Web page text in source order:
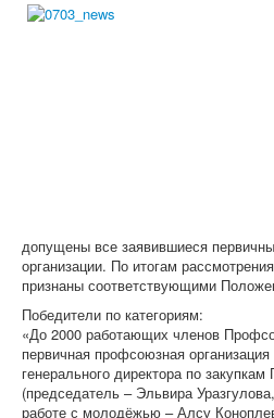
Официальные документы
Вестник Профсоюза ППО
Вести Профсоюза ППО АО
Вестник Профсоюза "ДААЗ"
Газета "АВТОТОР"
Видеовыпуски новостей
Голос Профсоюза ЧООП
Конкурсы
Отраслевой конкурс
допущены все заявившиеся
организации. По итогам
признаны соответствующими
Победители по категориям:
«До 2000 работающих членов
первичная профсоюзная
генерального директора по
(председатель – Эльвира
работе с молодёжью – Алсу